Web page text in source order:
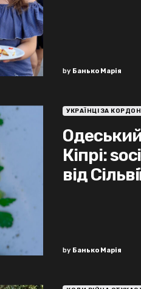
by Банько Марія
УКРАЇНЦІ ЗА
Кіпрі:
від
by Банько Марія